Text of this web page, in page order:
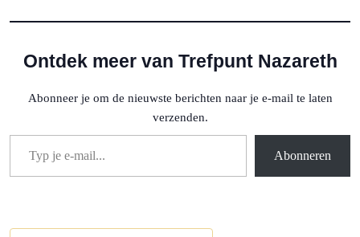
Ontdek meer van Trefpunt Nazareth
Abonneer je om de nieuwste berichten naar je e-mail te laten
verzenden.
Typ je e-mail...
Abonneren